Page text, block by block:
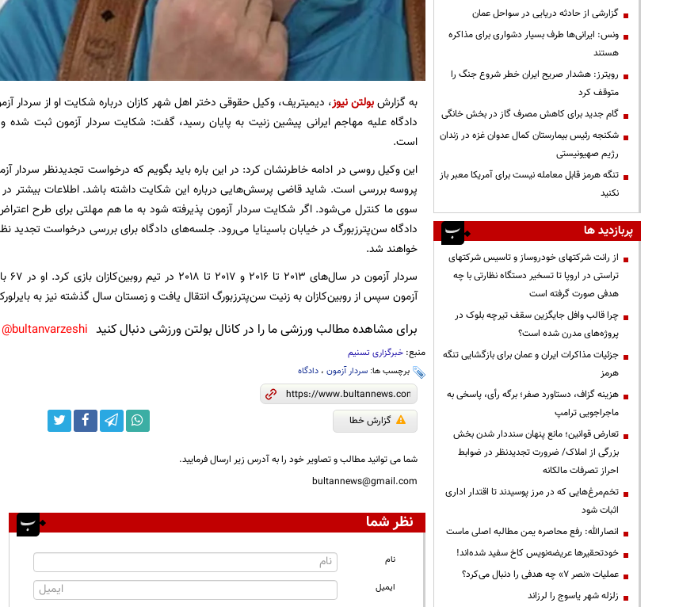
به گزارشبولتن نیوز، دیمیتریف، وکیل حقوقی دختر اهل شهر کازان درباره شکایت او از سردار
دادگاه علیه مهاجم ایرانی پیشین زنیت به پایان رسید، گفت: شکایت سردار آزمون ثبت شده
است.
این وکیل روسی در ادامه خاطرنشان کرد: در این باره باید بگویم که درخواست تجدیدنظر سردار
پروسه بررسی است. شاید قاضی پرسش‌هایی درباره این شکایت داشته باشد. اطلاعات بیشتر
سوی ما کنترل می‌شود. اگر شکایت سردار آزمون پذیرفته شود به ما هم مهلتی برای طرح
دادگاه سن‌پترزبورگ در خیابان باسینایا می‌رود. جلسه‌های دادگاه برای بررسی درخواست تجدید
خواهند شد.
آزمون سپس از روبین‌کازان به زنیت سن‌پترزبورگ انتقال یافت و زمستان سال گذشته نیز به
برای مشاهده مطالب ورزشی ما را در کانال بولتن ورزشی دنبال کنید bultanvarzeshi@
منبع: خبرگزاری تسنیم
برچسب ها: سردار آزمون، دادگاه
گزارش خطا
شما می توانید مطالب و تصاویر خود را به آدرس زیر ارسال فرمایید.
bultannews@gmail.com
نظر شما
نام
ایمیل
گزارشی از حادثه دریایی در سواحل عمان
ونس: ایرانی‌ها طرف بسیار دشواری برای مذاکره
هستند
رویترز: هشدار صریح ایران خطر شروع جنگ را
متوقف کرد
گام جدید برای کاهش مصرف گاز در بخش خانگی
شکنجه رئیس بیمارستان کمال عدوان غزه در زندان
رژیم صهیونیستی
تنگه هرمز قابل معامله نیست برای آمریکا معبر باز
نکنید
پربازدید ها
از رانت‌ شرکتهای خودروساز و تاسیس شرکتهای
تراستی در اروپا تا تسخیر دستگاه نظارتی با چه
هدفی صورت گرفته است
چرا قالب وافل جایگزین سقف تیرچه بلوک در
پروژه‌های مدرن شده است؟
جزئیات مذاکرات ایران و عمان برای بازگشایی تنگه
هرمز
هزینه گزاف، دستاورد صفر؛ برگه رأی، پاسخی به
ماجراجویی ترامپ
تعارض قوانین؛ مانع پنهان سنددار شدن بخش
بزرگی از املاک/ ضرورت تجدیدنظر در ضوابط
احراز تصرفات مالکانه
تخم‌مرغ‌هایی که در مرز پوسیدند تا اقتدار اداری
اثبات شود
انصارالله: رفع محاصره یمن مطالبه اصلی ماست
خودتحقیرها عریضه‌نویس کاخ سفید شده‌اند!
عملیات «نصر ۷» چه هدفی را دنبال می‌کرد؟
زلزله شهر یاسوج را لرزاند